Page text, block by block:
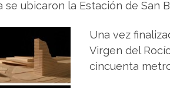
se ubicaron la Estación de San
Una vez
Virgen del
cincuenta